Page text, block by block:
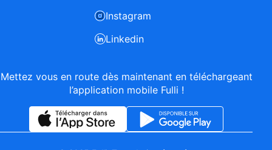
Mettez vous en route dès maintenant en téléchargeant
l’application mobile Fulli !
Instagram
Linkedin